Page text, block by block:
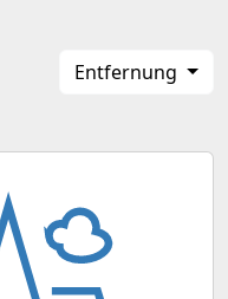
Entfernung